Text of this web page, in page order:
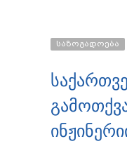
საზოგადოება